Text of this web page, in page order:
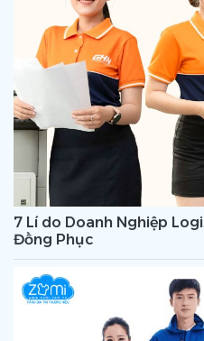
7 Lí do Doanh Nghiệp
Đồng Phục